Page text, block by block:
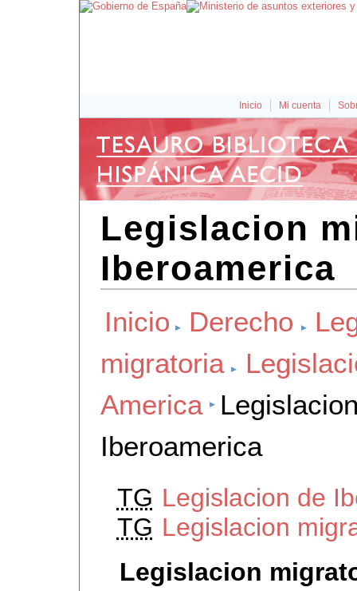
Inicio Mi cuenta
Legislacion
Iberoamerica
Inicio Derecho
migratoria
America
Iberoamerica
TG Legislacion de
TG Legislacion
Legislacion